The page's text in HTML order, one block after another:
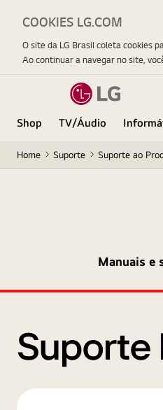
Shop TV/Áudio
Home Suporte Suporte ao
Manuais e
Suporte
COOKIES LG.COM
O site da LG Brasil coleta cookies
Ao continuar a navegar no site,